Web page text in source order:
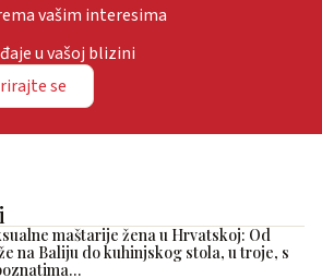
vašim interesima
u vašoj blizini
se
maštarije žena u Hrvatskoj: Od
na Baliju do kuhinjskog stola, u troje, s